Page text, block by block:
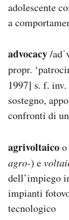
adolescente
a
advocacy/
propr.
1997] s. f.
sostegno,
confronti di
agrivoltaicoo
agro-) e
dell’impiego
impianti
tecnologico